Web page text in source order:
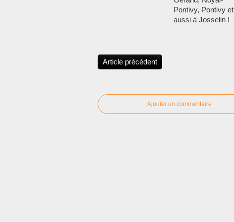
Pontivy, Pontivy et
aussi à Josselin !
Article précédent
Ajouter un commentaire